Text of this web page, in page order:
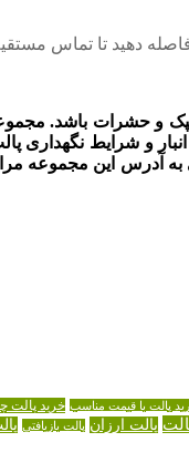
دهید تا تماس
کپک و حشرات باشد.
و شرایط نگهداری
آدرس این مجموعه
پالت با قیمت مناسب خرید پالت
پالت ارزان پالت بازیافتی